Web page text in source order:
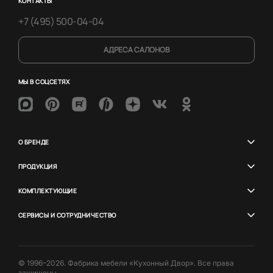
+7 (495) 500-04-04
АДРЕСА САЛОНОВ
МЫ В СОЦСЕТЯХ
О БРЕНДЕ
ПРОДУКЦИЯ
КОМПЛЕКТУЮЩИЕ
СЕРВИСЫ И СОТРУДНИЧЕСТВО
© 1996–2026. Фабрика мебели «Кухонный Двор». Все права